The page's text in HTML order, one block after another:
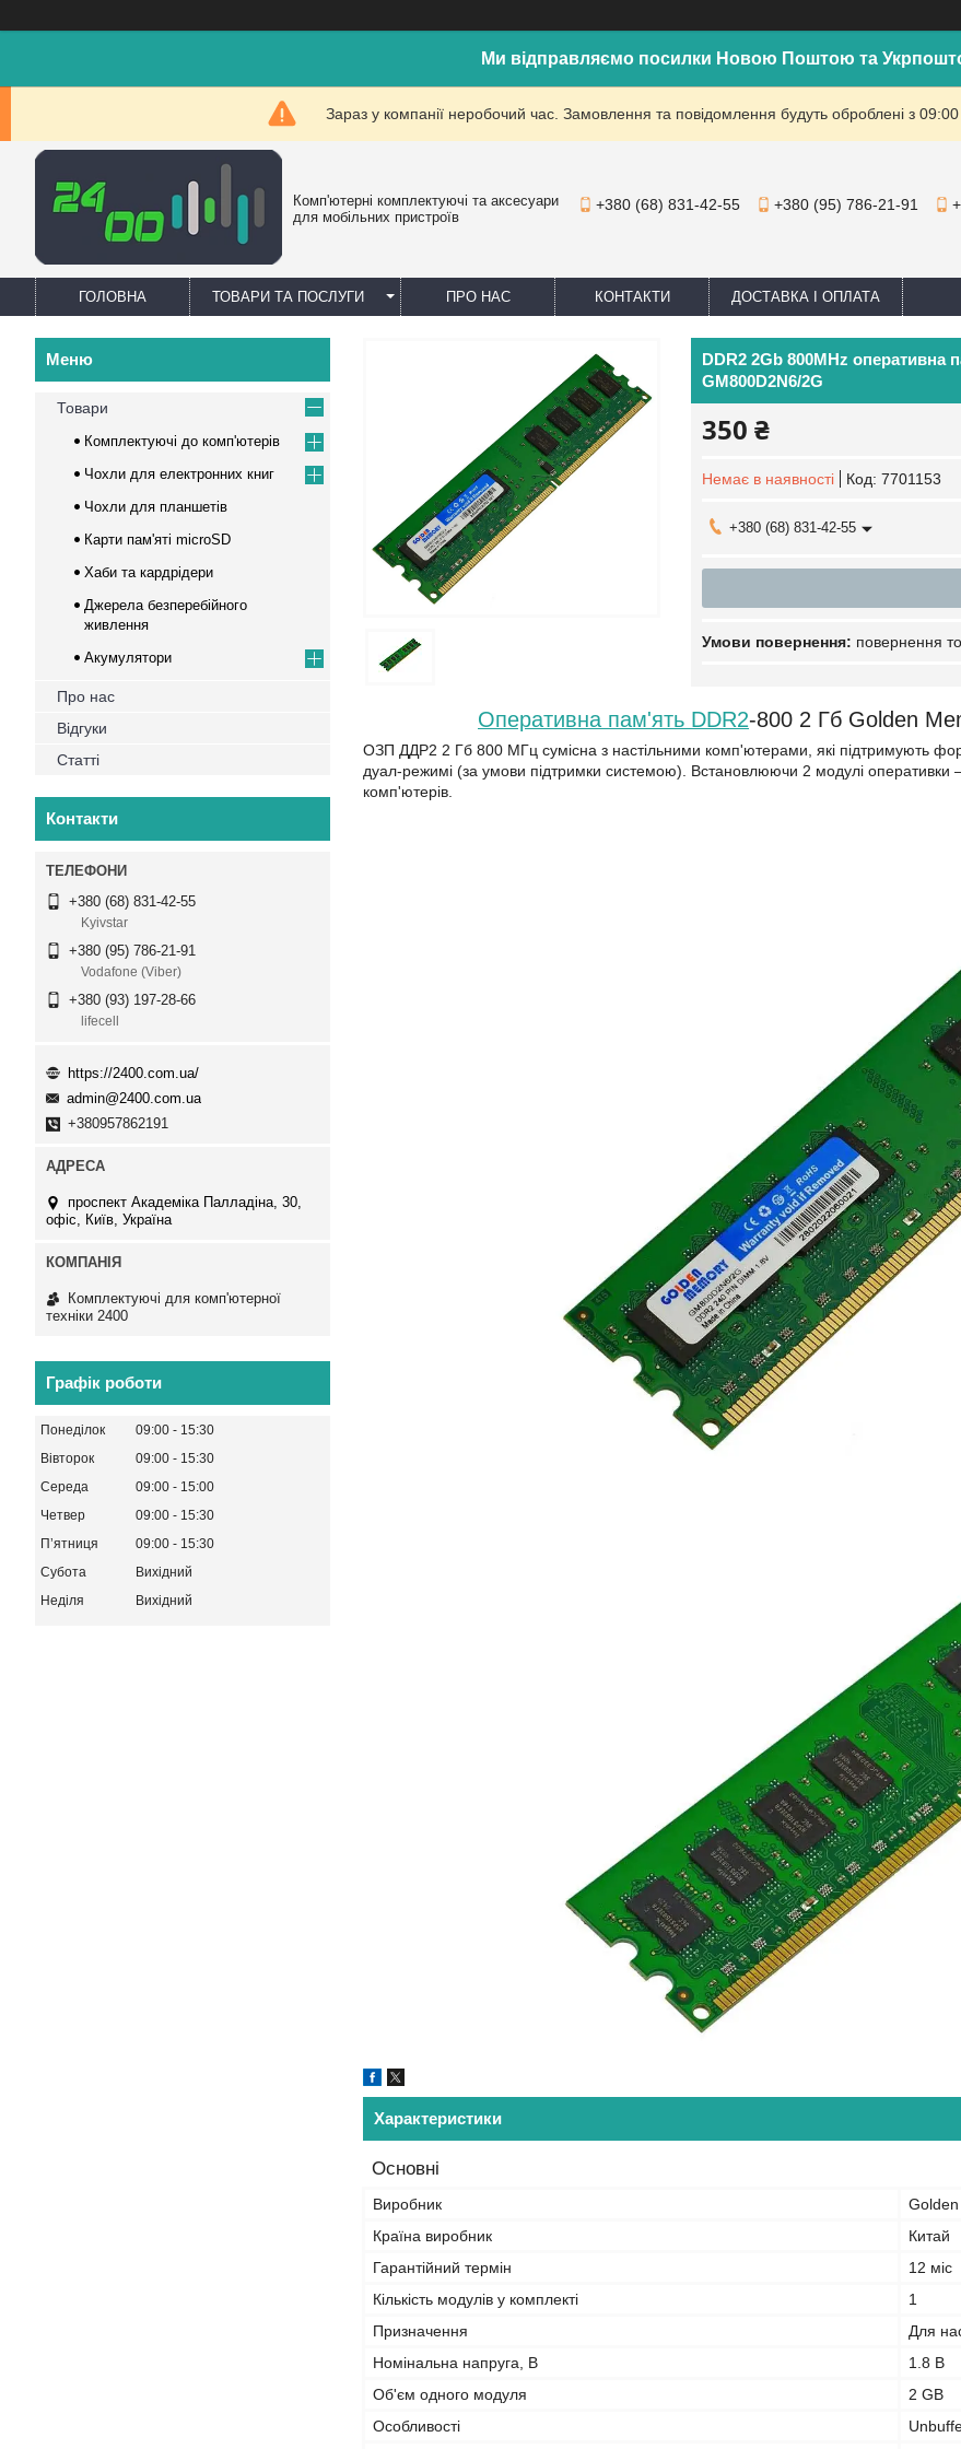
Ми відправляємо посилки Новою Поштою та
Зараз у компанії неробочий час. Замовлення та повідомлення будуть оброблені з
Комп'ютерні комплектуючі та аксесуари
для мобільних пристроїв
+380 (68) 831-42-55 +380 (95) 786-21-91
ГОЛОВНА ТОВАРИ ТА ПОСЛУГИ ПРО НАС КОНТАКТИ ДОСТАВКА І ОПЛАТА
DDR2 2Gb 800MHz
GM800D2N6/2G
350 ₴
Немає в наявності Код: 7701153
+380 (68) 831-42-55
повернення
Оперативна пам'ять DDR2-800 2 Гб Golden
ОЗП ДДР2 2 Гб 800 МГц сумісна з настільними комп'ютерами, які підтримують
дуал-режимі (за умови підтримки системою). Встановлюючи 2 модулі
комп'ютерів.
Характеристики
Основні
Виробник
Країна виробник
Китай
Гарантійний термін
12 міс
Кількість модулів у комплекті
1
Призначення
Для
Номінальна напруга, В
1.8 В
Об'єм одного модуля
2 GB
Особливості
Товари
Комплектуючі до комп'ютерів
Чохли для електронних книг
Чохли для планшетів
Карти пам'яті microSD
Хаби та кардрідери
Джерела безперебійного
живлення
Акумулятори
Про нас
Відгуки
Статті
Контакти
+380 (68) 831-42-55
Kyivstar
+380 (95) 786-21-91
Vodafone (Viber)
+380 (93) 197-28-66
lifecell
https://2400.com.ua/
admin@2400.com.ua
+380957862191
проспект Академіка Палладіна, 30,
офіс, Київ, Україна
Комплектуючі для комп'ютерної
техніки 2400
Графік роботи
Понеділок 09:00
15:30
Вівторок
09:00
15:30
Середа
09:00
15:00
Четвер
09:00
15:30
Пʼятниця
09:00
15:30
Субота
Вихідний
Неділя
Вихідний